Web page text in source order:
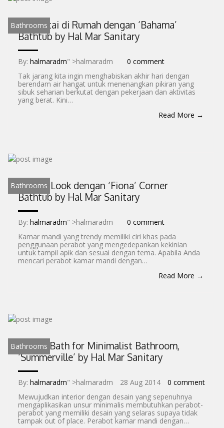
Bathrooms
Bersantai di Rumah dengan ‘Bahama’
Bathtub by Hal Mar Sanitary
By: halmaradm" >halmaradm
0 comment
Tak jarang kita ingin menghabiskan akhir hari dengan
berendam air hangat untuk menenangkan pikiran yang
sibuk seharian berkutat dengan pekerjaan dan aktivitas
yang berat. Kini…
Read More →
Bathrooms
Trendy Look dengan ‘Fiona’ Corner
Bathtub by Hal Mar Sanitary
By: halmaradm" >halmaradm
0 comment
Kamar mandi yang trendy memiliki ciri khas pada
penggunaan perabot yang mengedepankan kekinian
untuk tampil apik dan sesuai dengan tema. Apabila Anda
mencari perabot kamar mandi dengan…
Read More →
Bathrooms
Simple Bath for Minimalist Bathroom,
‘Summerville’ by Hal Mar Sanitary
By: halmaradm" >halmaradm 28 Aug 2014
0 comment
Mewujudkan interior dengan desain yang sepenuhnya
mengaplikasikan unsur minimalis membutuhkan perabot-
perabot yang memiliki desain yang selaras supaya tidak
tampak out of place. Perabot kamar mandi dengan…